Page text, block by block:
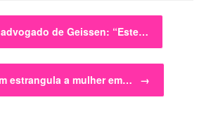
de Geissen: “Este…
estrangula a mulher em… →